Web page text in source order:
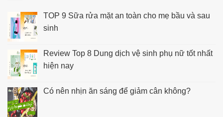
TOP 9 Sữa rửa mặt an toàn cho mẹ bầu và sau
sinh
Review Top 8 Dung dịch vệ sinh phụ nữ tốt nhất
hiện nay
Có nên nhịn ăn sáng để giảm cân không?